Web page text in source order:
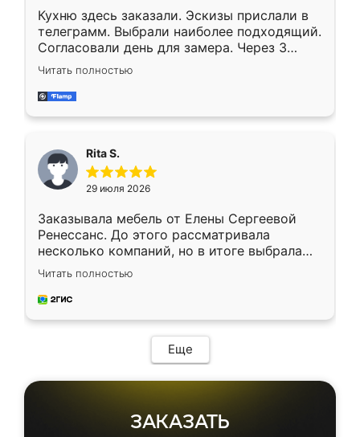
Кухню здесь заказали. Эскизы прислали в
телеграмм. Выбрали наиболее подходящий.
Согласовали день для замера. Через 3
недели кухня была уже готова. Остались
довольны работой. Спасибо Ренессанс
мебель за качественную работу!
Читать полностью
Rita S.
29 июля 2026
Заказывала мебель от Елены Сергеевой
Ренессанс. До этого рассматривала
несколько компаний, но в итоге выбрала
эту. Сначала обговорили условия, потом
приехал замерщик, всё спокойно объяснил
и снял размеры. Изготовили в срок, с
мебель сразу встала на свое место без
каких-либо доработок. Качеством осталась
довольна, все выглядит так, как и ожидала.
Читать полностью
Еще
ЗАКАЗАТЬ